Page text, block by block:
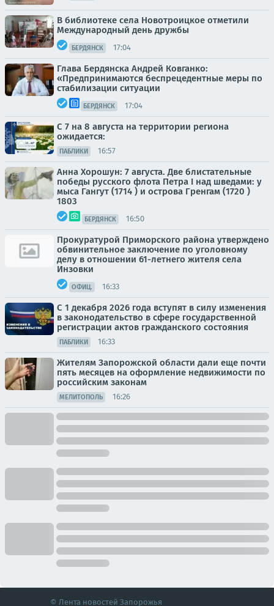
В библиотеке села Новотроицкое отметили
Международный день дружбы
БЕРДЯНСК 17:04
Глава Бердянска Андрей Ковганко:
«Предпринимаются беспрецедентные меры по
стабилизации ситуации
БЕРДЯНСК 17:04
С 7 на 8 августа на территории региона
ожидается:
ПАБЛИКИ 16:57
Анна Хорошун: 7 августа. Две блистательные
победы русского флота Петра I над шведами: у
мыса Гангут (1714 ) и острова Гренгам (1720 )
1803
БЕРДЯНСК 16:50
Прокуратурой Приморского района утверждено
обвинительное заключение по уголовному
делу в отношении 61-летнего жителя села
Инзовки
ОФИЦ. 16:33
С 1 декабря 2026 года вступят в силу изменения
в законодательство в сфере государственной
регистрации актов гражданского состояния
ПАБЛИКИ 16:33
Жителям Запорожской области дали еще почти
пять месяцев на оформление недвижимости по
российским законам
МЕЛИТОПОЛЬ 16:26
© Лента новостей Запорожья